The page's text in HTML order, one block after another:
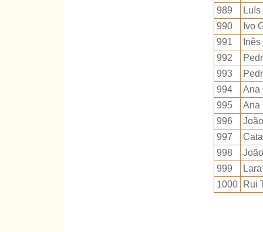
989
990
Ivo
991
992
993
994
Ana
995
Ana
996
997
998
999
1000
Rui